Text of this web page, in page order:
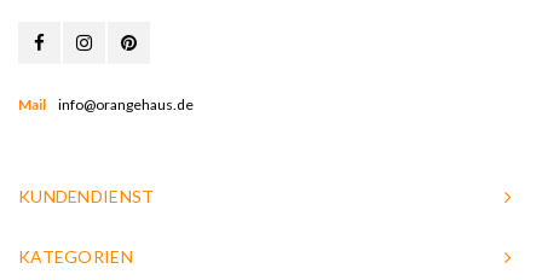
Mail info@orangehaus.de
KUNDENDIENST
KATEGORIEN